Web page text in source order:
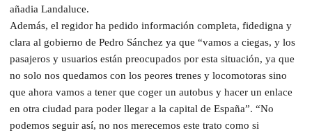
añadia Landaluce.
Además, el regidor ha pedido información completa, fidedigna y
clara al gobierno de Pedro Sánchez ya que “vamos a ciegas, y los
pasajeros y usuarios están preocupados por esta situación, ya que
no solo nos quedamos con los peores trenes y locomotoras sino
que ahora vamos a tener que coger un autobus y hacer un enlace
en otra ciudad para poder llegar a la capital de España”. “No
podemos seguir así, no nos merecemos este trato como si